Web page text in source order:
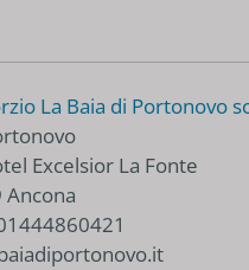
La Baia di Portonovo
Excelsior La Fonte
Ancona